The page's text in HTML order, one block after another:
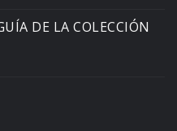
DE LA COLECCIÓN